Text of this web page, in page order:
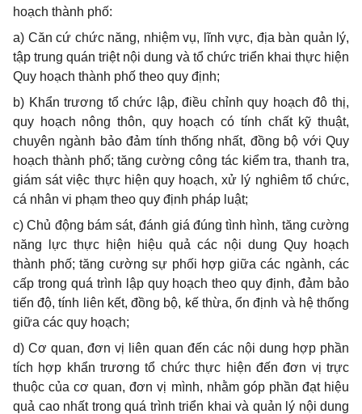
hoạch thành phố:
a) Căn cứ chức năng, nhiệm vụ, lĩnh vực, địa bàn quản lý,
tập trung quán triệt nội dung và tổ chức triển khai thực hiện
Quy hoạch thành phố theo quy định;
b) Khẩn trương tổ chức lập, điều chỉnh quy hoạch đô thị,
quy hoạch nông thôn, quy hoạch có tính chất kỹ thuật,
chuyên ngành bảo đảm tính thống nhất, đồng bộ với Quy
hoạch thành phố; tăng cường công tác kiểm tra, thanh tra,
giám sát việc thực hiện quy hoạch, xử lý nghiêm tổ chức,
cá nhân vi phạm theo quy định pháp luật;
c)Chủ động bám sát, đánh giá đúng tình hình, tăng cường
năng lực thực hiện hiệu quả các nội dung Quy hoạch
thành phố; tăng cường sự phối hợp giữa các ngành, các
cấp trong quá trình lập quy hoạch theo quy định, đảm bảo
tiến độ, tính liên kết, đồng bộ, kế thừa,ổn định và hệ thống
giữa các quy hoạch;
d)Cơ quan, đơn vị liên quan đến các nội dung hợp phần
tích hợp khẩn trươngtổ chức thực hiện đến đơn vị trực
thuộc của cơ quan, đơn vị mình, nhằm góp phần đạt hiệu
quả cao nhất trong quá trình triển khai và quản lý nội dung